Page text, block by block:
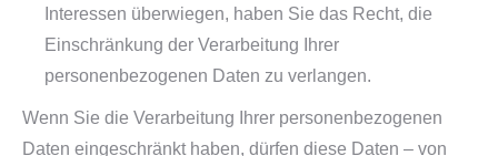
Interessen überwiegen, haben Sie das Recht, die
Einschränkung der Verarbeitung Ihrer
personenbezogenen Daten zu verlangen.
Wenn Sie die Verarbeitung Ihrer personenbezogenen
Daten eingeschränkt haben, dürfen diese Daten – von